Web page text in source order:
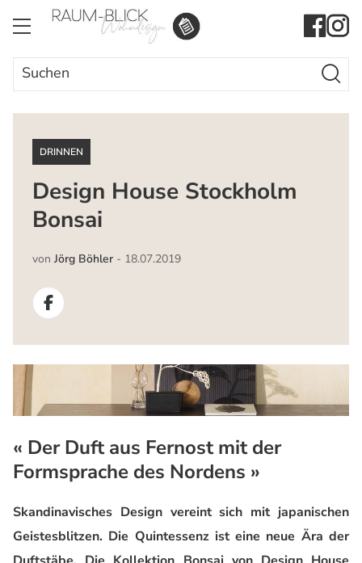
Search
for:
Search
DRINNEN
Design House Stockholm
Bonsai
von Jörg Böhler - 18.07.2019
« Der Duft aus Fernost mit der
Formsprache des Nordens »
Skandinavisches Design vereint sich mit japanischen
Geistesblitzen. Die Quintessenz ist eine neue Ära der